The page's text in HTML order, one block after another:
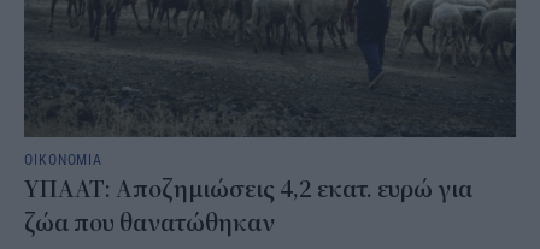
ΟΙΚΟΝΟΜΙΑ
ΥΠΑΑΤ: Αποζημιώσεις 4,2 εκατ. ευρώ για
ζώα που θανατώθηκαν